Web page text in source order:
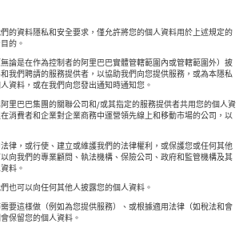
的資料隱私和安全要求，僅允許將您的個人資料用於上述規定的
的。
論是在作為控制者的阿里巴巴實體管轄範圍內或管轄範圍外）披
我們聘請的服務提供者，以協助我們向您提供服務，或為本隱私
資料，或在我們向您發出通知時通知您。
里巴巴集團的關聯公司和/或其指定的服務提供者共用您的個人資
消費者和企業對企業商務中運營領先線上和移動市場的公司，以
律，或行使、建立或維護我們的法律權利，或保護您或任何其他
向我們的專業顧問、執法機構、保險公司、政府和監管機構及其
料。
也可以向任何其他人披露您的個人資料。
要這樣做（例如為您提供服務）、或根據適用法律（如稅法和會
保留您的個人資料。